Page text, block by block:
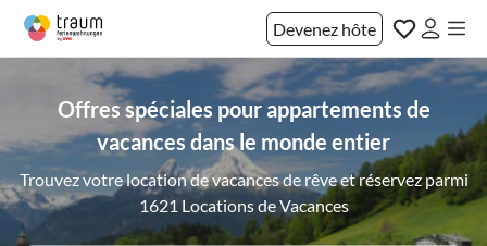
Devenez hôte
Offres spéciales pour appartements de
vacances dans le monde entier
Trouvez votre location de vacances de rêve et réservez parmi
1621 Locations de Vacances